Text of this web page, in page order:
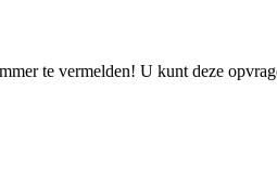
te vermelden! U kunt deze